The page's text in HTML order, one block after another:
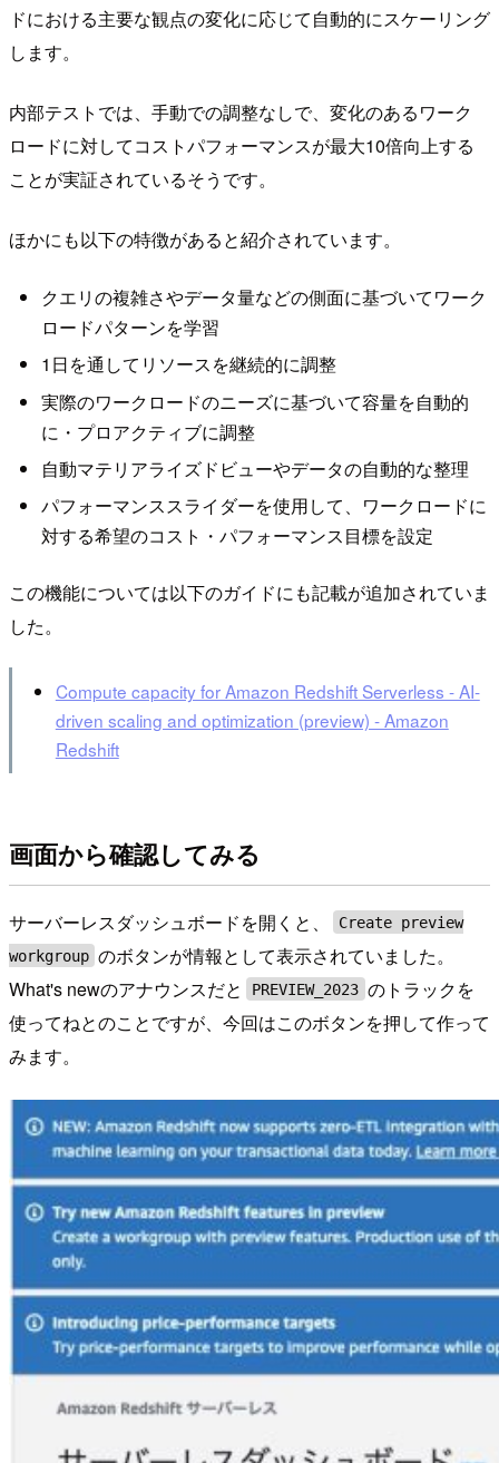
ドにおける主要な観点の変化に応じて自動的にスケーリング
します。
内部テストでは、手動での調整なしで、変化のあるワーク
ロードに対してコストパフォーマンスが最大10倍向上する
ことが実証されているそうです。
ほかにも以下の特徴があると紹介されています。
クエリの複雑さやデータ量などの側面に基づいてワーク
ロードパターンを学習
1日を通してリソースを継続的に調整
実際のワークロードのニーズに基づいて容量を自動的
に・プロアクティブに調整
自動マテリアライズドビューやデータの自動的な整理
パフォーマンススライダーを使用して、ワークロードに
対する希望のコスト・パフォーマンス目標を設定
この機能については以下のガイドにも記載が追加されていま
した。
Compute capacity for Amazon Redshift Serverless - AI-
driven scaling and optimization (preview) - Amazon
Redshift
画面から確認してみる
サーバーレスダッシュボードを開くと、
Create preview
workgroup のボタンが情報として表示されていました。
What's newのアナウンスだと
PREVIEW_2023 のトラックを
使ってねとのことですが、今回はこのボタンを押して作って
みます。